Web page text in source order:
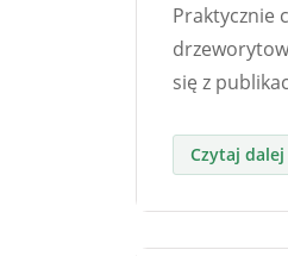
Praktycznie
się z